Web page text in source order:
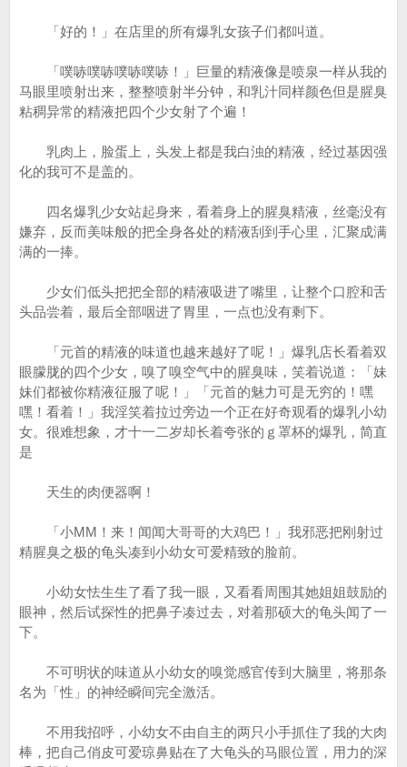
「好的！」在店里的所有爆乳女孩子们都叫道。
「噗哧噗哧噗哧噗哧！」巨量的精液像是喷泉一样从我的
马眼里喷射出来，整整喷射半分钟，和乳汁同样颜色但是腥臭
粘稠异常的精液把四个少女射了个遍！
乳肉上，脸蛋上，头发上都是我白浊的精液，经过基因强
化的我可不是盖的。
四名爆乳少女站起身来，看着身上的腥臭精液，丝毫没有
嫌弃，反而美味般的把全身各处的精液刮到手心里，汇聚成满
满的一捧。
少女们低头把把全部的精液吸进了嘴里，让整个口腔和舌
头品尝着，最后全部咽进了胃里，一点也没有剩下。
「元首的精液的味道也越来越好了呢！」爆乳店长看着双
眼朦胧的四个少女，嗅了嗅空气中的腥臭味，笑着说道：「妹
妹们都被你精液征服了呢！」「元首的魅力可是无穷的！嘿
嘿！看着！」我淫笑着拉过旁边一个正在好奇观看的爆乳小幼
女。很难想象，才十一二岁却长着夸张的ｇ罩杯的爆乳，简直
是
天生的肉便器啊！
「小MM！来！闻闻大哥哥的大鸡巴！」我邪恶把刚射过
精腥臭之极的龟头凑到小幼女可爱精致的脸前。
小幼女怯生生了看了我一眼，又看看周围其她姐姐鼓励的
眼神，然后试探性的把鼻子凑过去，对着那硕大的龟头闻了一
下。
不可明状的味道从小幼女的嗅觉感官传到大脑里，将那条
名为「性」的神经瞬间完全激活。
不用我招呼，小幼女不由自主的两只小手抓住了我的大肉
棒，把自己俏皮可爱琼鼻贴在了大龟头的马眼位置，用力的深